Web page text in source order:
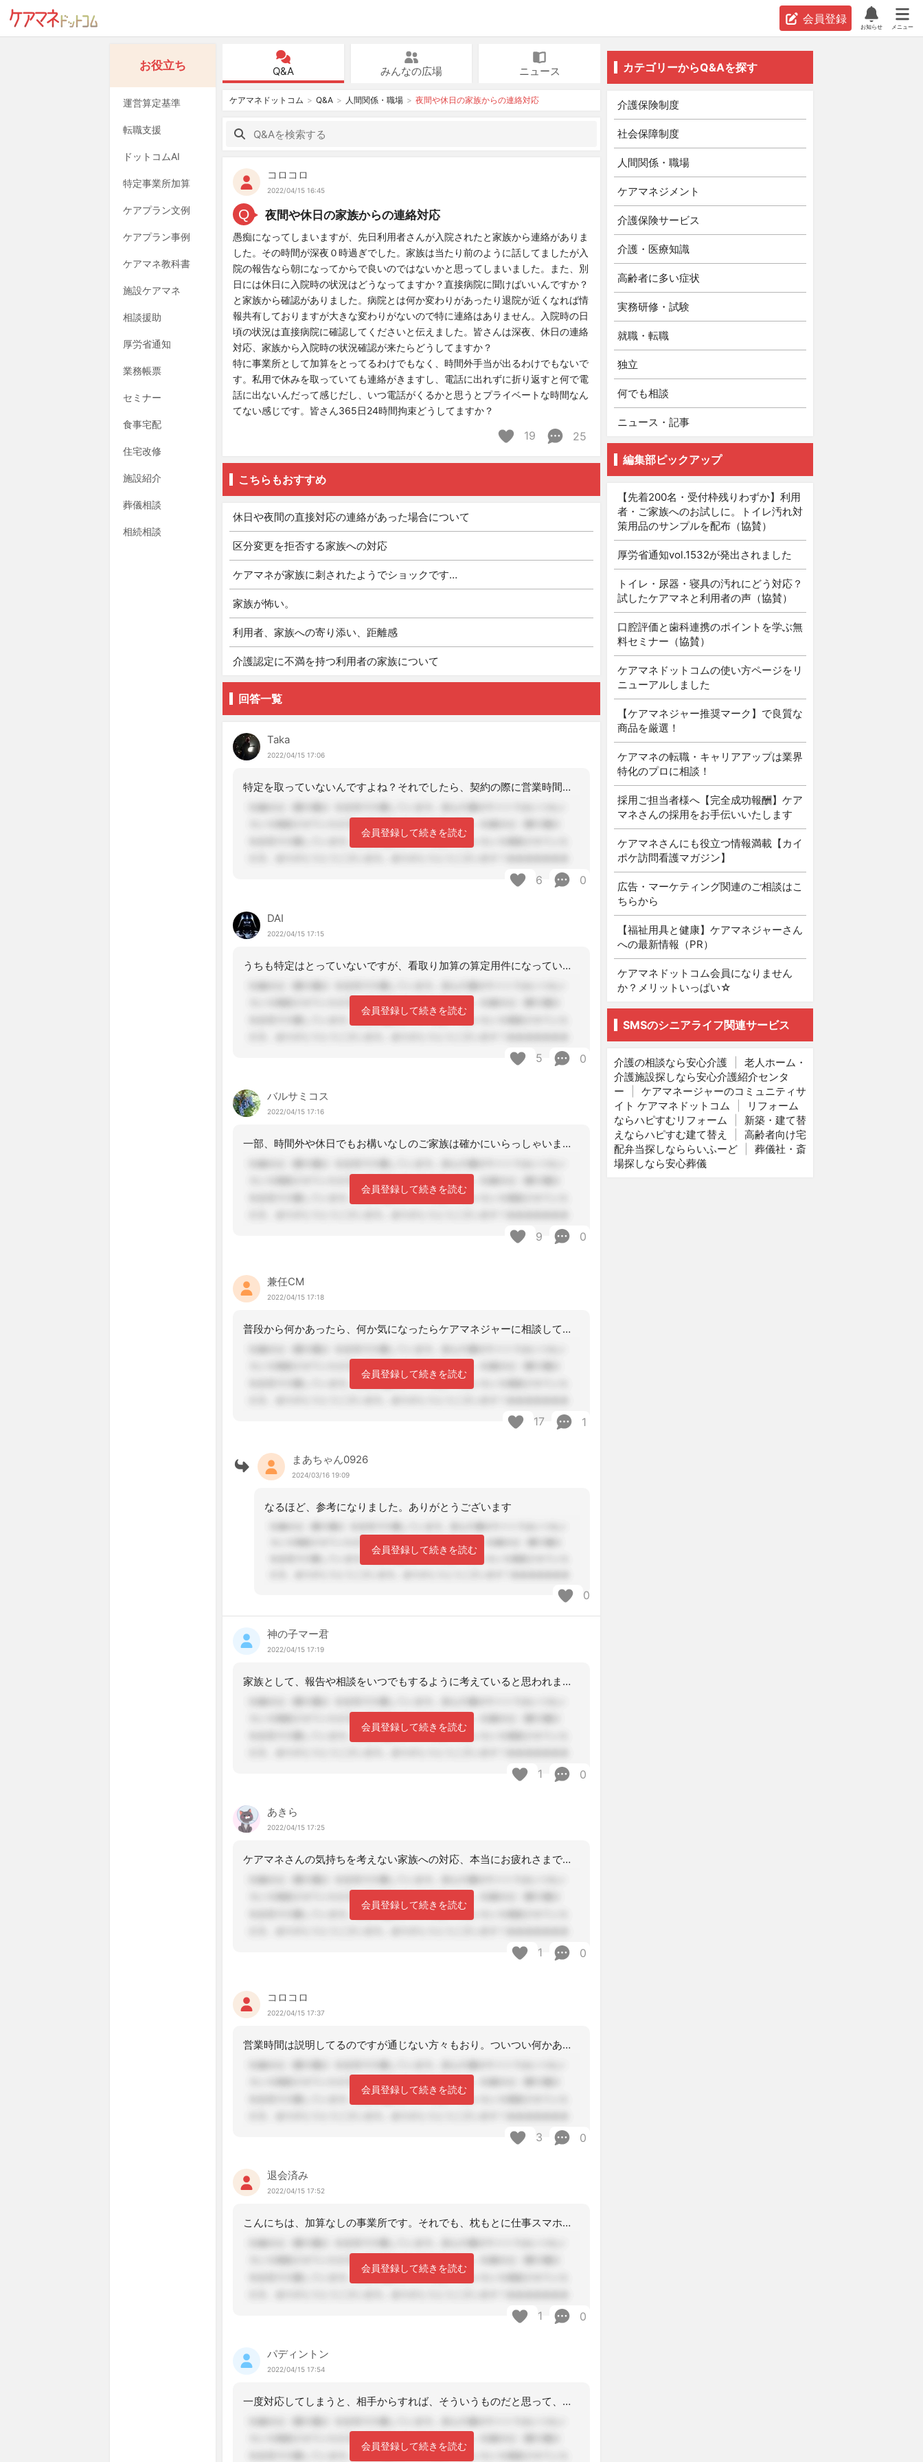
会員登録
お知らせ メニュー
お役立ち
運営算定基準
転職支援
ドットコムAI
特定事業所加算
ケアプラン文例
ケアプラン事例
ケアマネ教科書
施設ケアマネ
相談援助
厚労省通知
業務帳票
セミナー
食事宅配
住宅改修
施設紹介
葬儀相談
相続相談
Q&A みんなの広場 ニュース
ケアマネドットコム Q&A 人間関係・職場 夜間や休日の家族からの連絡対応
コロコロ
2022/04/15 16:45
Q 夜間や休日の家族からの連絡対応
愚痴になってしまいますが、先日利用者さんが入院されたと家族から連絡がありま
した。その時間が深夜０時過ぎでした。家族は当たり前のように話してましたが入
院の報告なら朝になってからで良いのではないかと思ってしまいました。また、別
日には休日に入院時の状況はどうなってますか？直接病院に聞けばいいんですか？
と家族から確認がありました。病院とは何か変わりがあったり退院が近くなれば情
報共有しておりますが大きな変わりがないので特に連絡はありません。入院時の日
頃の状況は直接病院に確認してくださいと伝えました。皆さんは深夜、休日の連絡
対応、家族から入院時の状況確認が来たらどうしてますか？
特に事業所として加算をとってるわけでもなく、時間外手当が出るわけでもないで
す。私用で休みを取っていても連絡がきますし、電話に出れずに折り返すと何で電
話に出ないんだって感じだし、いつ電話がくるかと思うとプライベートな時間なん
てない感じです。皆さん365日24時間拘束どうしてますか？
19 25
こちらもおすすめ
休日や夜間の直接対応の連絡があった場合について
区分変更を拒否する家族への対応
ケアマネが家族に刺されたようでショックです…
家族が怖い。
利用者、家族への寄り添い、距離感
介護認定に不満を持つ利用者の家族について
回答一覧
Taka
2022/04/15 17:06
特定を取っていないんですよね？それでしたら、契約の際に営業時間をしっかりと伝えて
会員登録して続きを読む
6 0
DAI
2022/04/15 17:15
うちも特定はとっていないですが、看取り加算の算定用件になっているので、一応２４時
会員登録して続きを読む
5 0
バルサミコス
2022/04/15 17:16
一部、時間外や休日でもお構いなしのご家族は確かにいらっしゃいます。会社用携帯の番
会員登録して続きを読む
9 0
兼任CM
2022/04/15 17:18
普段から何かあったら、何か気になったらケアマネジャーに相談してください、になって
会員登録して続きを読む
17 1
まあちゃん0926
2024/03/16 19:09
なるほど、参考になりました。ありがとうございます
会員登録して続きを読む
0
神の子マー君
2022/04/15 17:19
家族として、報告や相談をいつでもするように考えていると思われます。お疲れ様です。
会員登録して続きを読む
1 0
あきら
2022/04/15 17:25
ケアマネさんの気持ちを考えない家族への対応、本当にお疲れさまです。特定事業所加算
会員登録して続きを読む
1 0
コロコロ
2022/04/15 17:37
営業時間は説明してるのですが通じない方々もおり。ついつい何かあればご相談ください
会員登録して続きを読む
3 0
退会済み
2022/04/15 17:52
こんにちは、加算なしの事業所です。それでも、枕もとに仕事スマホを置いています。け
会員登録して続きを読む
1 0
パディントン
2022/04/15 17:54
一度対応してしまうと、相手からすれば、そういうものだと思って、掛けてくるのでは？
会員登録して続きを読む
カテゴリーからQ&Aを探す
介護保険制度
社会保障制度
人間関係・職場
ケアマネジメント
介護保険サービス
介護・医療知識
高齢者に多い症状
実務研修・試験
就職・転職
独立
何でも相談
ニュース・記事
編集部ピックアップ
【先着200名・受付枠残りわずか】利用
者・ご家族へのお試しに。トイレ汚れ対
策用品のサンプルを配布（協賛）
厚労省通知vol.1532が発出されました
トイレ・尿器・寝具の汚れにどう対応？
試したケアマネと利用者の声（協賛）
口腔評価と歯科連携のポイントを学ぶ無
料セミナー（協賛）
ケアマネドットコムの使い方ページをリ
ニューアルしました
【ケアマネジャー推奨マーク】で良質な
商品を厳選！
ケアマネの転職・キャリアアップは業界
特化のプロに相談！
採用ご担当者様へ【完全成功報酬】ケア
マネさんの採用をお手伝いいたします
ケアマネさんにも役立つ情報満載【カイ
ポケ訪問看護マガジン】
広告・マーケティング関連のご相談はこ
ちらから
【福祉用具と健康】ケアマネジャーさん
への最新情報（PR）
ケアマネドットコム会員になりません
か？メリットいっぱい☆
SMSのシニアライフ関連サービス
介護の相談なら安心介護
老人ホーム・
介護施設探しなら安心介護紹介センタ
ー
ケアマネージャーのコミュニティサ
イト ケアマネドットコム
リフォーム
ならハピすむリフォーム
新築・建て替
えならハピすむ建て替え
高齢者向け宅
配弁当探しなららいふーど
葬儀社・斎
場探しなら安心葬儀